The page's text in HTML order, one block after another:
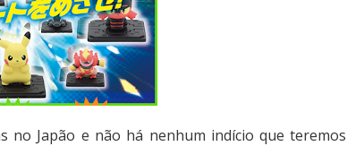
no Japão e não há nenhum indício que teremos